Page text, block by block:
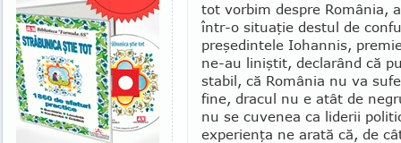
tot vorbim despre România,
într-o situaţie destul de
preşedintele Io­hannis,
ne-au liniştit, declarând că
stabil, că România nu va
fine, dracul nu e atât de
nu se cuvenea ca liderii
experienţa ne arată că, de